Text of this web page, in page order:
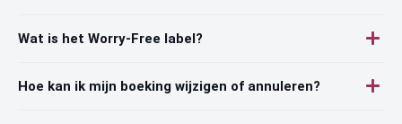
Wat is het Worry-Free label?
Hoe kan ik mijn boeking wijzigen of annuleren?